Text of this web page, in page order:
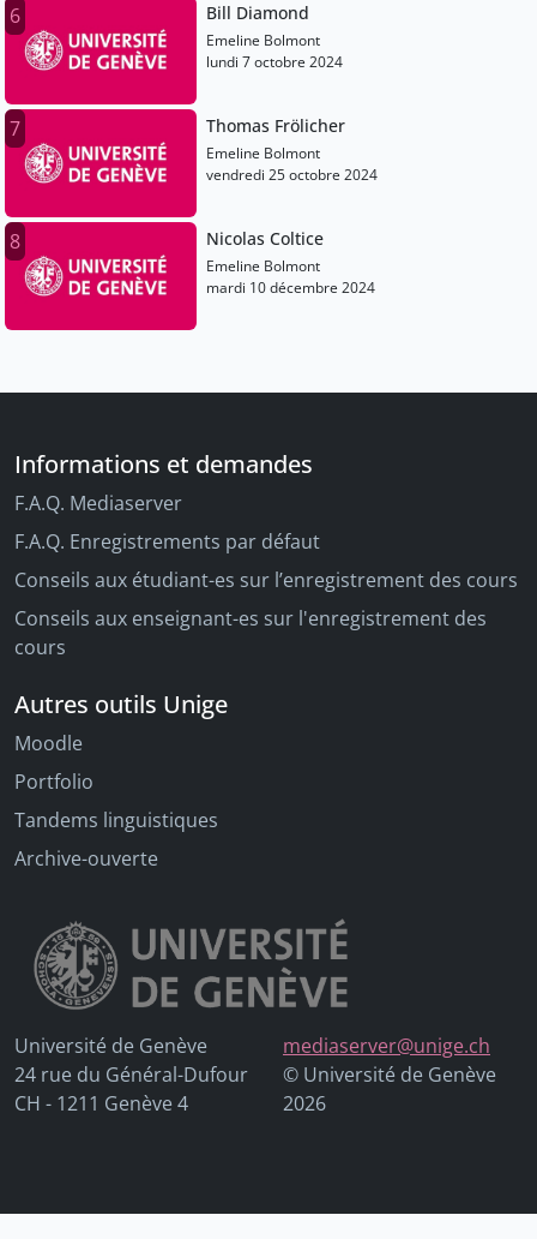
6 Bill Diamond
Emeline Bolmont
lundi 7 octobre 2024
7 Thomas Frölicher
Emeline Bolmont
vendredi 25 octobre 2024
8 Nicolas Coltice
Emeline Bolmont
mardi 10 décembre 2024
Informations et demandes
F.A.Q. Mediaserver
F.A.Q. Enregistrements par défaut
Conseils aux étudiant-es sur l’enregistrement des cours
Conseils aux enseignant-es sur l'enregistrement des
cours
Autres outils Unige
Moodle
Portfolio
Tandems linguistiques
Archive-ouverte
Université de Genève
24 rue du Général-Dufour
CH - 1211 Genève 4
mediaserver@unige.ch
© Université de Genève
2026